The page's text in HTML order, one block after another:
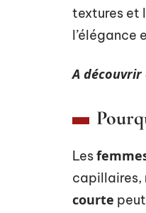
textures et
l’élégance
A découvrir
Les
capillaires,
courte